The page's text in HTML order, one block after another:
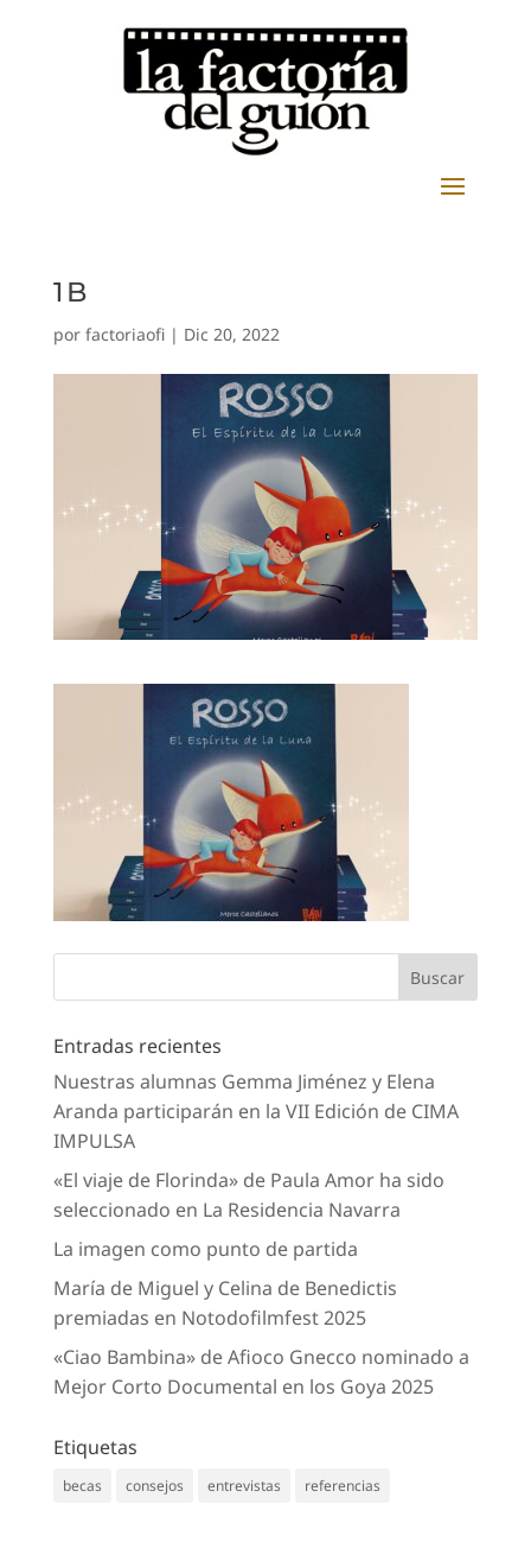
1B
por factoriaofi| Dic 20, 2022
Entradas recientes
Nuestras alumnas Gemma Jiménez y Elena
Aranda participarán en la VII Edición de CIMA
IMPULSA
«El viaje de Florinda» de Paula Amor ha sido
seleccionado en La Residencia Navarra
La imagen como punto de partida
María de Miguel y Celina de Benedictis
premiadas en Notodofilmfest 2025
«Ciao Bambina» de Afioco Gnecco nominado a
Mejor Corto Documental en los Goya 2025
Etiquetas
becas consejos entrevistas referencias